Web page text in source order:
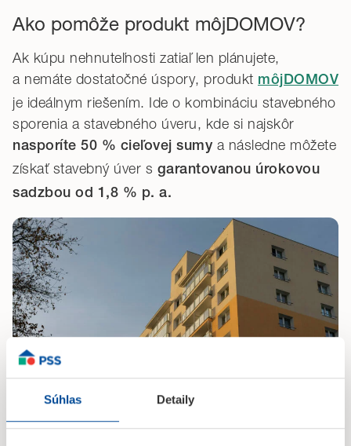
Súhlas Detaily
Ako pomôže produkt môjDOMOV?
Ak kúpu nehnuteľnosti zatiaľ len plánujete,
a nemáte dostatočné úspory, produkt môjDOMOV
je ideálnym riešením. Ide o kombináciu stavebného
sporenia a stavebného úveru, kde si najskôr
nasporíte 50 % cieľovej sumy a následne môžete
získať stavebný úver s garantovanou úrokovou
sadzbou od 1,8 % p. a.